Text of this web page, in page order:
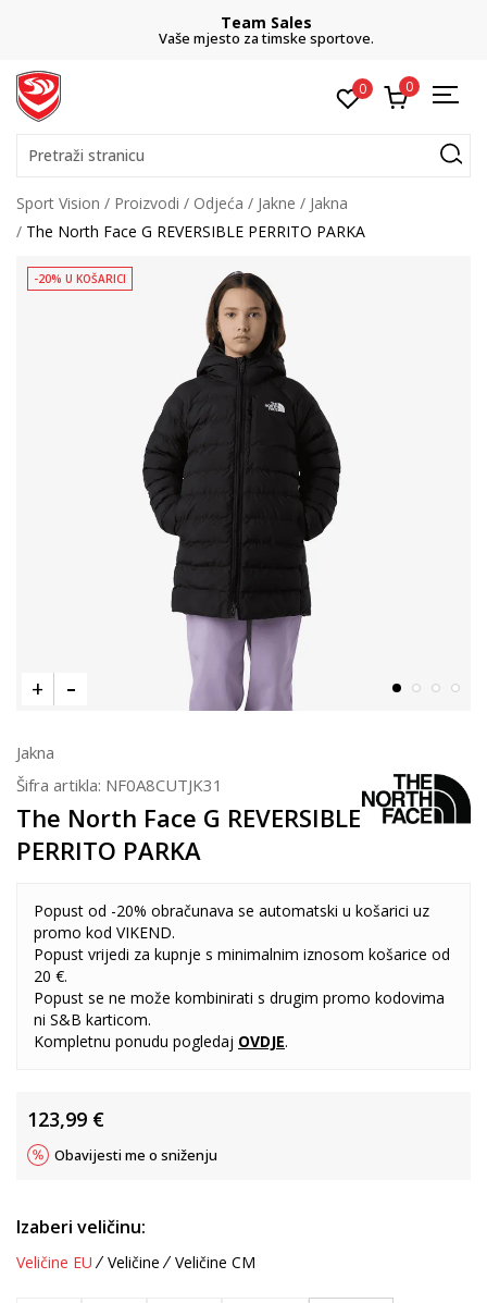
Team Sales
Vaše mjesto za timske sportove.
0 0
Pretraži stranicu
Sport Vision Proizvodi Odjeća Jakne
Jakna
The North Face G REVERSIBLE PERRITO PARKA
-20% U KOŠARICI
Jakna
Šifra artikla: NF0A8CUTJK31
The North Face G REVERSIBLE
PERRITO PARKA
Popust od -20% obračunava se automatski u košarici uz
promo kod VIKEND.
Popust vrijedi za kupnje s minimalnim iznosom košarice od
20 €.
Popust se ne može kombinirati s drugim promo kodovima
ni S&B karticom.
Kompletnu ponudu pogledaj OVDJE.
123,99 €
Obavijesti me o sniženju
Izaberi veličinu:
Veličine EU Veličine Veličine CM